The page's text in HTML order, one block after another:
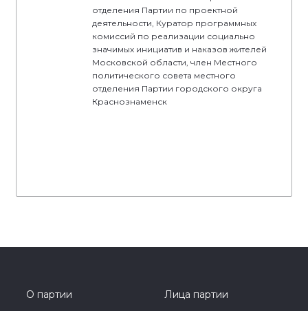
отделения Партии по проектной
деятельности, Куратор программных
комиссий по реализации социально
значимых инициатив и наказов жителей
Московской области, член Местного
политического совета местного
отделения Партии городского округа
Краснознаменск
О партии
Лица партии